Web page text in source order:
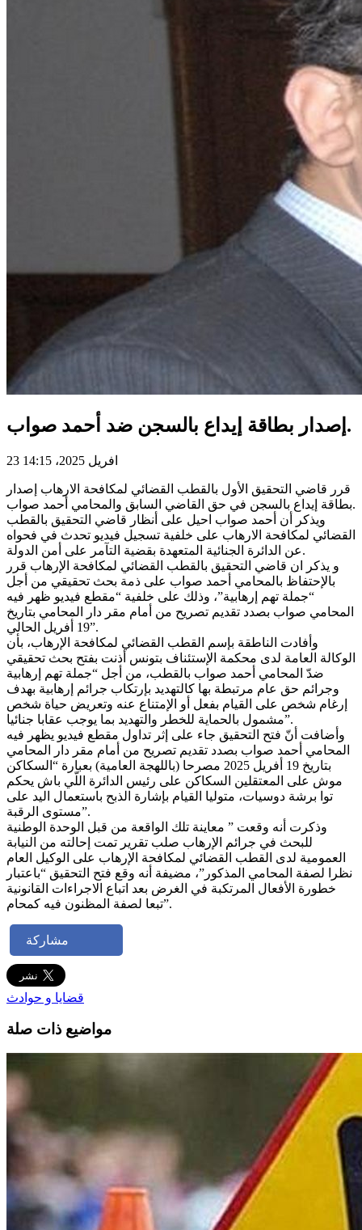
إصدار بطاقة إيداع بالسجن ضد أحمد صواب.
23 افريل 2025، 14:15
قرر قاضي التحقيق الأول بالقطب القضائي لمكافحة الارهاب إصدار
بطاقة إيداع بالسجن في حق القاضي السابق والمحامي أحمد صواب.
ويذكر أن أحمد صواب احيل على أنظار قاضي التحقيق بالقطب
القضائي لمكافحة الارهاب على خلفية تسجيل فيديو تحدث في فحواه
عن الدائرة الجنائية المتعهدة بقضية التآمر على أمن الدولة.
و يذكر ان قاضي التحقيق بالقطب القضائي لمكافحة الإرهاب قرر
بالإحتفاظ بالمحامي أحمد صواب على ذمة بحث تحقيقي من أجل
“جملة تهم إرهابية”، وذلك على خلفية “مقطع فيديو ظهر فيه
المحامي صواب بصدد تقديم تصريح من أمام مقر دار المحامي بتاريخ
19 أفريل الحالي”.
وأفادت الناطقة بإسم القطب القضائي لمكافحة الإرهاب، بأن
الوكالة العامة لدى محكمة الإستئناف بتونس أذنت بفتح بحث تحقيقي
ضدّ المحامي أحمد صواب بالقطب، من أجل “جملة تهم إرهابية
وجرائم حق عام مرتبطة بها كالتهديد بإرتكاب جرائم إرهابية بهدف
إرغام شخص على القيام بفعل أو الإمتناع عنه وتعريض حياة شخص
مشمول بالحماية للخطر والتهديد بما يوجب عقابا جنائيا”.
وأضافت أنّ فتح التحقيق جاء على إثر تداول مقطع فيديو يظهر فيه
المحامي أحمد صواب بصدد تقديم تصريح من أمام مقر دار المحامي
بتاريخ 19 أفريل 2025 مصرحا (باللهجة العامية) بعبارة “السكاكن
موش على المعتقلين السكاكن على رئيس الدائرة اللّي باش يحكم
توا برشة دوسيات، متوليا القيام بإشارة الذبح باستعمال اليد على
مستوى الرقبة”.
وذكرت أنه وقعت ” معاينة تلك الواقعة من قبل الوحدة الوطنية
للبحث في جرائم الإرهاب صلب تقرير تمت إحالته من النيابة
العمومية لدى القطب القضائي لمكافحة الإرهاب على الوكيل العام
نظرا لصفة المحامي المذكور”، مضيفة أنه وقع فتح التحقيق “باعتبار
خطورة الأفعال المرتكبة في الغرض بعد اتباع الاجراءات القانونية
تبعا لصفة المظنون فيه كمحام”.
مشاركة
قضايا و حوادث
مواضيع ذات صلة